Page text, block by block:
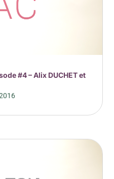
#4 – Alix DUCHET et